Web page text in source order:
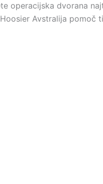
operacijska dvorana
Avstralija pomoč